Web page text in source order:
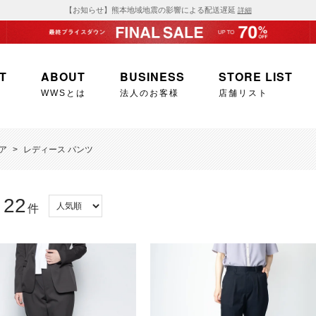
【お知らせ】熊本地域地震の影響による配送遅延 詳細
ABOUT
WWSとは
BUSINESS
法人のお客様
STORE LIST
店舗リスト
> レディース パンツ
22件